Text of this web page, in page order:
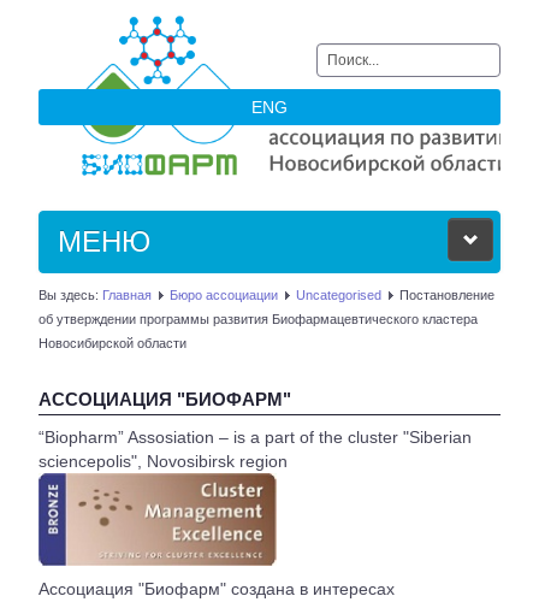
Искать...
ENG
МЕНЮ
ОБ АССОЦИАЦИИ
НОВОСТИ
АКТУАЛЬНОЕ
ВСТУПЛЕНИЕ
Вы здесь: Главная Бюро ассоциации Uncategorised
Постановление
об утверждении программы развития Биофармацевтического кластера
Новосибирской области
АССОЦИАЦИЯ "БИОФАРМ"
“Biopharm” Assosiation – is a part of the cluster "Siberian
sciencepolis", Novosibirsk region
Ассоциация "Биофарм" создана в интересах